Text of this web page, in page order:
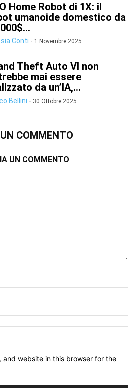
Home Robot di 1X: il
umanoide domestico da
Conti - 1 Novembre 2025
Theft Auto VI non
mai essere
da un’IA,...
Bellini - 30 Ottobre 2025
COMMENTO
UN COMMENTO
and website in this browser for the